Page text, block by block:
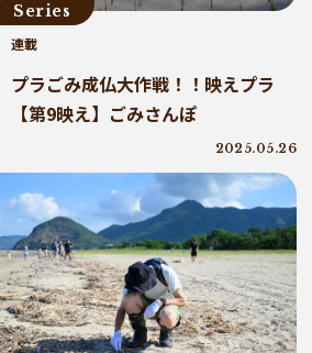
Series
連載
プラごみ成仏大作戦！！映えプラ
【第9映え】ごみさんぽ
2025.05.26